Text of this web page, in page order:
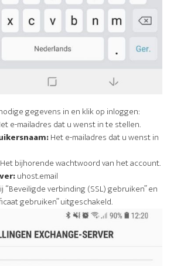
gegevens in en klik op inloggen:
e-mailadres dat u wenst in te stellen.
Het e-mailadres dat u wenst in
Het bijhorende wachtwoord van het account.
uhost.email
“Beveiligde verbinding (SSL) gebruiken” en
gebruiken” uitgeschakeld.